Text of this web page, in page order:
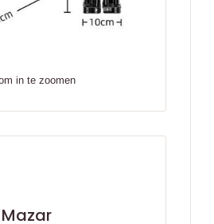
in te zoomen